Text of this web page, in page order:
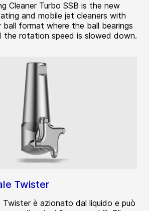
Cleaner Turbo SSB is the new
and mobile jet cleaners with
format where the ball bearings
the rotation speed is slowed down.
Twister
è azionato dal liquido e può